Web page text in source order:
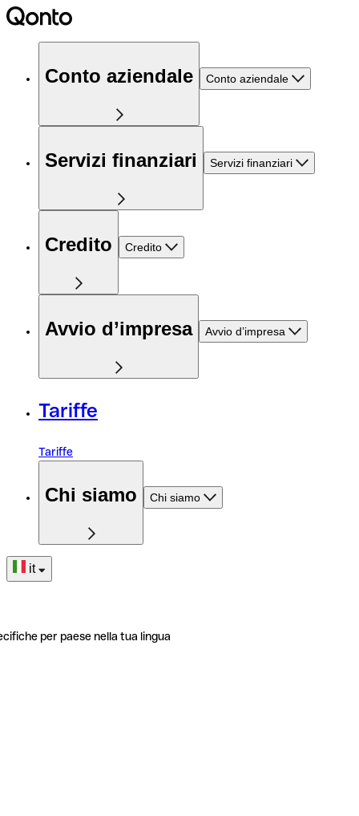
Conto aziendale Conto aziendale
Servizi finanziari Servizi finanziari
Credito Credito
Avvio d’impresa Avvio d’impresa
Tariffe
Tariffe
Chi siamo Chi siamo
it
per paese nella tua lingua